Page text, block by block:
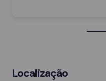
Localização